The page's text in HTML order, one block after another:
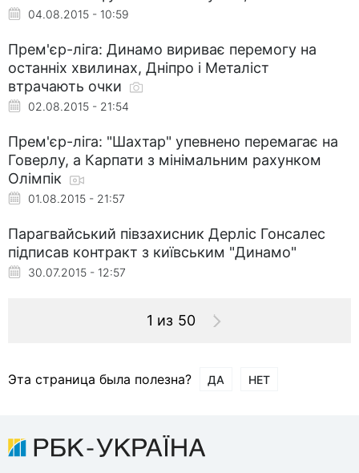
04.08.2015 - 10:59
Прем'єр-ліга: Динамо вириває перемогу на
останніх хвилинах, Дніпро і Металіст
втрачають очки
02.08.2015 - 21:54
Прем'єр-ліга: "Шахтар" упевнено перемагає на
Говерлу, а Карпати з мінімальним рахунком
Олімпік
01.08.2015 - 21:57
Парагвайський півзахисник Дерліс Гонсалес
підписав контракт з київським "Динамо"
30.07.2015 - 12:57
1 из 50
Эта страница была полезна? ДА НЕТ